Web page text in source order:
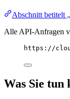
Abschnitt betitelt
Alle API-Anfragen
https://
Was Sie tun